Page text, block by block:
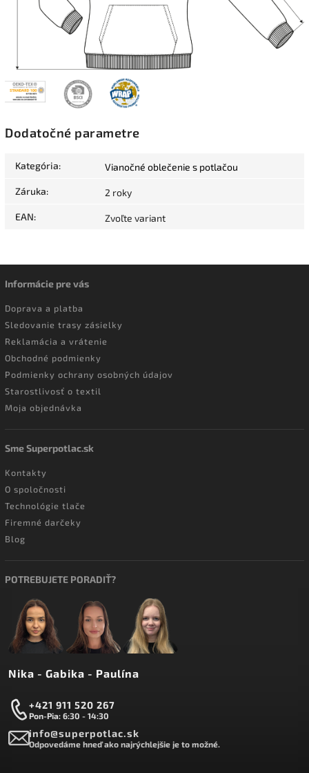
Dodatočné parametre
Kategória: Vianočné oblečenie s potlačou
Záruka: 2 roky
EAN: Zvoľte variant
Informácie pre vás
Doprava a platba
Sledovanie trasy zásielky
Reklamácia a vrátenie
Obchodné podmienky
Podmienky ochrany osobných údajov
Starostlivosť o textil
Moja objednávka
Sme Superpotlac.sk
Kontakty
O spoločnosti
Technológie tlače
Firemné darčeky
Blog
POTREBUJETE PORADIŤ?
Nika - Gabika - Paulína
+421 911 520 267
Pon-Pia: 6:30 - 14:30
info@superpotlac.sk
Odpovedáme hneď ako najrýchlejšie je to možné.